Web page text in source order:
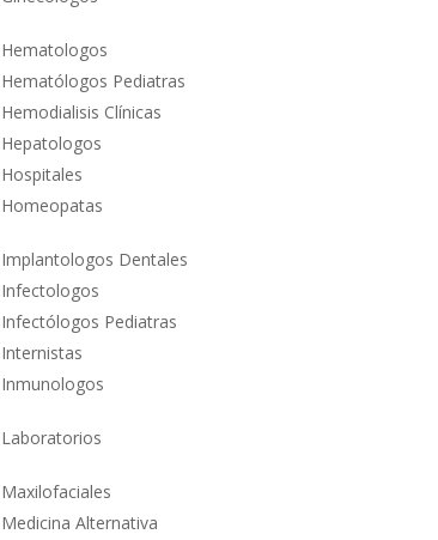
Hematologos
Hematólogos Pediatras
Hemodialisis Clínicas
Hepatologos
Hospitales
Homeopatas
Implantologos Dentales
Infectologos
Infectólogos Pediatras
Internistas
Inmunologos
Laboratorios
Maxilofaciales
Medicina Alternativa